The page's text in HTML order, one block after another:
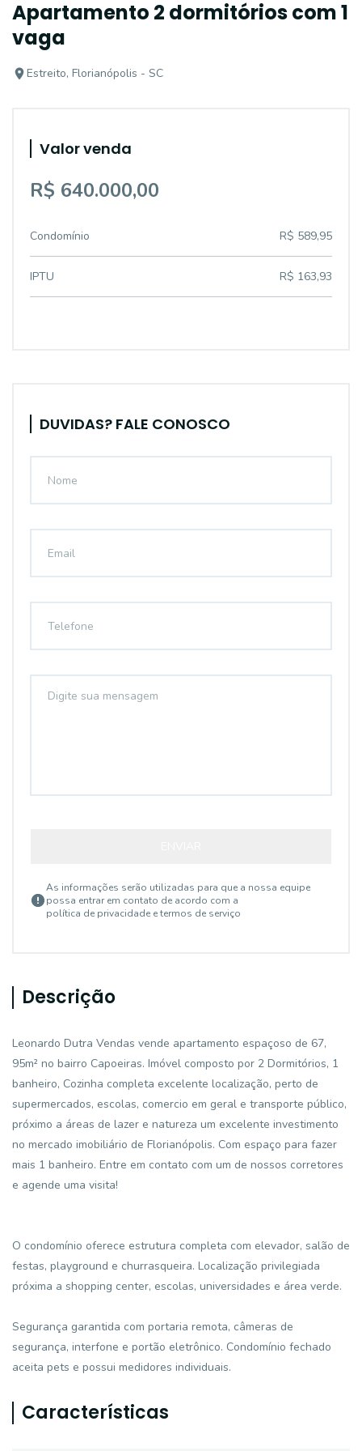
Apartamento 2 dormitórios com 1
vaga
Estreito, Florianópolis - SC
Valor venda
R$ 640.000,00
Condomínio R$ 589,95
IPTU R$ 163,93
DUVIDAS? FALE CONOSCO
As informações serão utilizadas para que a nossa equipe
possa entrar em contato de acordo com a
política de privacidade e termos de serviço
Descrição
Leonardo Dutra Vendas vende apartamento espaçoso de 67,
95m² no bairro Capoeiras. Imóvel composto por 2 Dormitórios, 1
banheiro, Cozinha completa excelente localização, perto de
supermercados, escolas, comercio em geral e transporte público,
próximo a áreas de lazer e natureza um excelente investimento
no mercado imobiliário de Florianópolis. Com espaço para fazer
mais 1 banheiro. Entre em contato com um de nossos corretores
e agende uma visita!
O condomínio oferece estrutura completa com elevador, salão de
festas, playground e churrasqueira. Localização privilegiada
próxima a shopping center, escolas, universidades e área verde.
Segurança garantida com portaria remota, câmeras de
segurança, interfone e portão eletrônico. Condomínio fechado
aceita pets e possui medidores individuais.
Características